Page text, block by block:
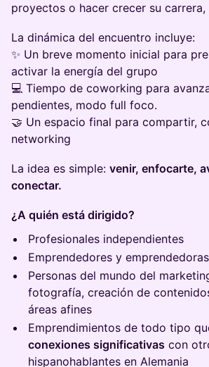
proyectos o hacer crecer su carrera,
La dinámica del encuentro incluye:
✨ Un breve momento inicial para
activar la energía del grupo
💻 Tiempo de coworking para
pendientes, modo full foco.
🤝 Un espacio final para compartir,
networking
La idea es simple: venir, enfocarte,
conectar.
¿A quién está dirigido?
Profesionales independientes
Emprendedores y emprendedoras
Personas del mundo del
fotografía, creación de
áreas afines
Emprendimientos de todo tipo
conexiones significativas con
hispanohablantes en Alemania